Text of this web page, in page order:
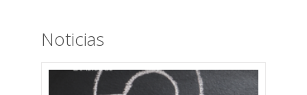
Noticias